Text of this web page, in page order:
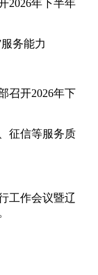
2026年下半年
务能力
召开2026年下
征信等服务质
工作会议暨辽